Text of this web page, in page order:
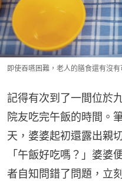
即使吞嚥困難，老人的膳食還有沒
記得有次到了一間位於
院友吃完午飯的時間。
天，婆婆起初還露出親
「午飯好吃嗎？」婆婆
者自知問錯了問題，立